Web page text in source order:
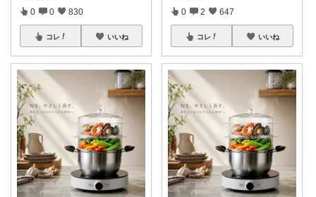
0 0 830
コレ いいね
0 2 647
コレ いいね